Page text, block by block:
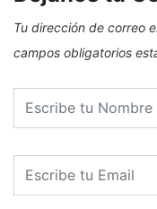
Tu dirección de correo
campos obligatorios